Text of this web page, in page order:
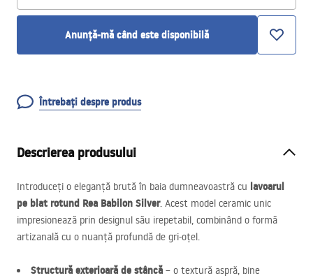
Anunță-mă când este disponibilă
Întrebați despre produs
Descrierea produsului
Introduceți o eleganță brută în baia dumneavoastră cu lavoarul
pe blat rotund Rea Babilon Silver. Acest model ceramic unic
impresionează prin designul său irepetabil, combinând o formă
artizanală cu o nuanță profundă de gri-oțel.
Structură exterioară de stâncă – o textură aspră, bine